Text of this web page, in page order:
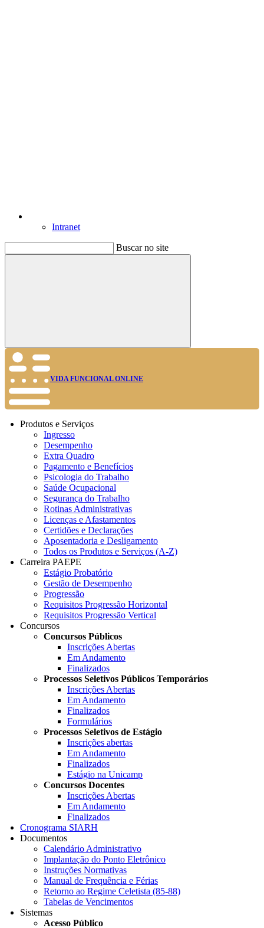
Intranet
Buscar no site
Buscar
VIDA FUNCIONAL ONLINE
Produtos e Serviços
Ingresso
Desempenho
Extra Quadro
Pagamento e Benefícios
Psicologia do Trabalho
Saúde Ocupacional
Segurança do Trabalho
Rotinas Administrativas
Licenças e Afastamentos
Certidões e Declarações
Aposentadoria e Desligamento
Todos os Produtos e Serviços (A-Z)
Carreira PAEPE
Estágio Probatório
Gestão de Desempenho
Progressão
Requisitos Progressão Horizontal
Requisitos Progressão Vertical
Concursos
Concursos Públicos
Inscrições Abertas
Em Andamento
Finalizados
Processos Seletivos Públicos Temporários
Inscrições Abertas
Em Andamento
Finalizados
Formulários
Processos Seletivos de Estágio
Inscrições abertas
Em Andamento
Finalizados
Estágio na Unicamp
Concursos Docentes
Inscrições Abertas
Em Andamento
Finalizados
Cronograma SIARH
Documentos
Calendário Administrativo
Implantação do Ponto Eletrônico
Instruções Normativas
Manual de Frequência e Férias
Retorno ao Regime Celetista (85-88)
Tabelas de Vencimentos
Sistemas
Acesso Público